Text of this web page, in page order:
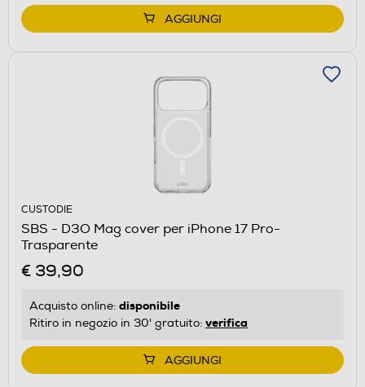
AGGIUNGI
CUSTODIE
SBS - D3O Mag cover per iPhone 17 Pro-
Trasparente
€ 39,90
Acquisto online: disponibile
Ritiro in negozio in 30' gratuito: verifica
AGGIUNGI